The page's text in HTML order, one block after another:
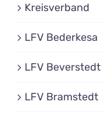
Kreisverband
LFV Bederkesa
LFV Beverstedt
LFV Bramstedt